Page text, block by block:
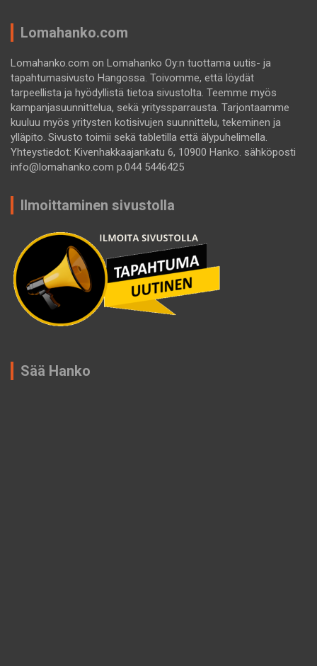
Lomahanko.com
Lomahanko.com on Lomahanko Oy:n tuottama uutis- ja
tapahtumasivusto Hangossa. Toivomme, että löydät
tarpeellista ja hyödyllistä tietoa sivustolta. Teemme myös
kampanjasuunnittelua, sekä yrityssparrausta. Tarjontaamme
kuuluu myös yritysten kotisivujen suunnittelu, tekeminen ja
ylläpito. Sivusto toimii sekä tabletilla että älypuhelimella.
Yhteystiedot: Kivenhakkaajankatu 6, 10900 Hanko. sähköposti
info@lomahanko.com p.044 5446425
Ilmoittaminen sivustolla
Sää Hanko